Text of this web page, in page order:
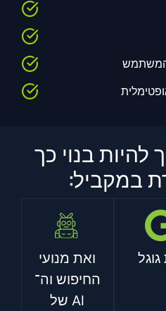
המשתמש
להיות בנוי כך
במקביל:
ואת מנועי
החיפוש וה־
AI של